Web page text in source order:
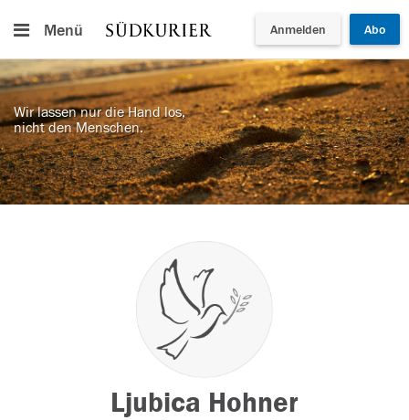
Menü Anmelden Abo
Wir lassen nur die Hand los,
nicht den Menschen.
Ljubica Hohner